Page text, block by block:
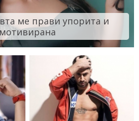
ме прави упорита и
мотивирана